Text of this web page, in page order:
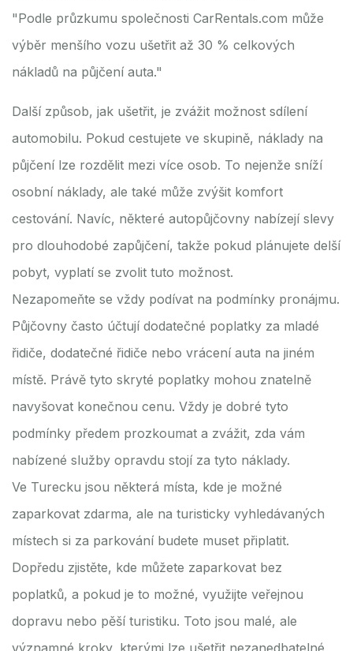
"Podle průzkumu společnosti CarRentals.com může
výběr menšího vozu ušetřit až 30 % celkových
nákladů na půjčení auta."
Další způsob, jak ušetřit, je zvážit možnost sdílení
automobilu. Pokud cestujete ve skupině, náklady na
půjčení lze rozdělit mezi více osob. To nejenže sníží
osobní náklady, ale také může zvýšit komfort
cestování. Navíc, některé autopůjčovny nabízejí slevy
pro dlouhodobé zapůjčení, takže pokud plánujete delší
pobyt, vyplatí se zvolit tuto možnost.
Nezapomeňte se vždy podívat na podmínky pronájmu.
Půjčovny často účtují dodatečné poplatky za mladé
řidiče, dodatečné řidiče nebo vrácení auta na jiném
místě. Právě tyto skryté poplatky mohou znatelně
navyšovat konečnou cenu. Vždy je dobré tyto
podmínky předem prozkoumat a zvážit, zda vám
nabízené služby opravdu stojí za tyto náklady.
Ve Turecku jsou některá místa, kde je možné
zaparkovat zdarma, ale na turisticky vyhledávaných
místech si za parkování budete muset připlatit.
Dopředu zjistěte, kde můžete zaparkovat bez
poplatků, a pokud je to možné, využijte veřejnou
dopravu nebo pěší turistiku. Toto jsou malé, ale
významné kroky, kterými lze ušetřit nezanedbatelné